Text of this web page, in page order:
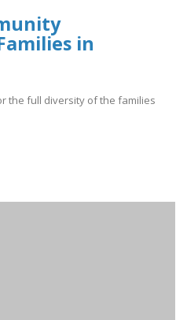
in
the full diversity of the families